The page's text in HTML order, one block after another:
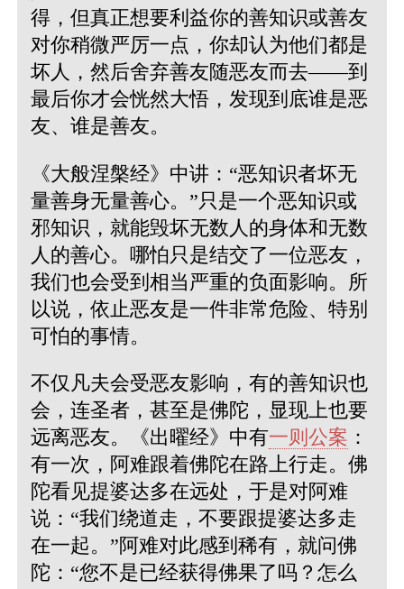
得，但真正想要利益你的善知识或善友
对你稍微严厉一点，你却认为他们都是
坏人，然后舍弃善友随恶友而去——到
最后你才会恍然大悟，发现到底谁是恶
友、谁是善友。
《大般涅槃经》中讲：“恶知识者坏无
量善身无量善心。”只是一个恶知识或
邪知识，就能毁坏无数人的身体和无数
人的善心。哪怕只是结交了一位恶友，
我们也会受到相当严重的负面影响。所
以说，依止恶友是一件非常危险、特别
可怕的事情。
不仅凡夫会受恶友影响，有的善知识也
会，连圣者，甚至是佛陀，显现上也要
远离恶友。《出曜经》中有一则公案 ：
有一次，阿难跟着佛陀在路上行走。佛
陀看见提婆达多在远处，于是对阿难
说：“我们绕道走，不要跟提婆达多走
在一起。”阿难对此感到稀有，就问佛
陀：“您不是已经获得佛果了吗？怎么